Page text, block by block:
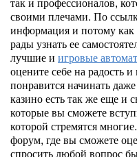
своими плечами. По
информация и потому как
рады узнать ее
лучшие и игровые
оцените себе на радость
понравится начинать
казино есть так же еще и
которые вы сможете
которой стремятся
форум, где вы сможете
спросить любой вопрос